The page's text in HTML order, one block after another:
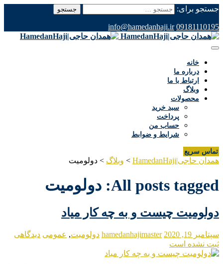
جستجو برای:
09181110195
info@hamedanhaji.ir
خانه
درباره ما
ارتباط با ما
وبلاگ
محصولات
سبد خرید
پرداخت
حساب من
شرایط و ضوابط
تماس سریع
همدان حاجی|HamedanHaji > وبلاگ > دولومیت
All posts tagged: دولومیت
دولومیت چیست و به چه کار میاد
سپتامبر 19, 2020 hamedanhajimaster دولومیت, عمومی دیدگاهی
ثبت نشده است